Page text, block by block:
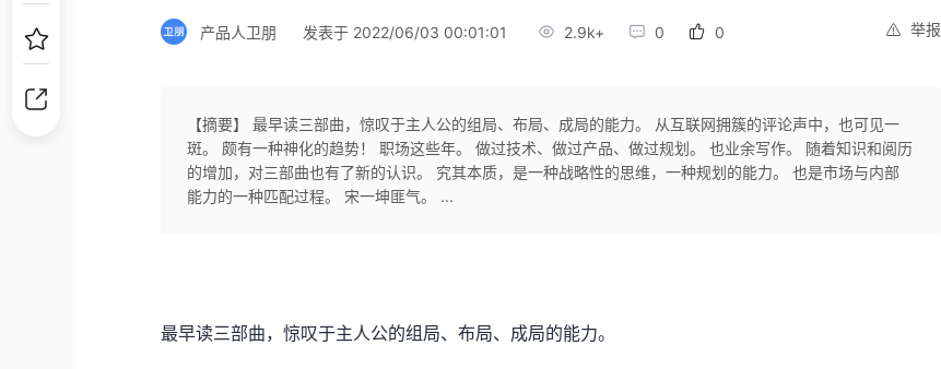
举报
产品人卫朋 发表于 2022/06/03 00:01:01 2.9k+ 0 0
【摘要】 最早读三部曲，惊叹于主人公的组局、布局、成局的能力。 从互联网拥簇的评论声中，也可见一
斑。 颇有一种神化的趋势！ 职场这些年。 做过技术、做过产品、做过规划。 也业余写作。 随着知识和阅历
的增加，对三部曲也有了新的认识。 究其本质，是一种战略性的思维，一种规划的能力。 也是市场与内部
能力的一种匹配过程。 宋一坤匪气。 ...
最早读三部曲，惊叹于主人公的组局、布局、成局的能力。